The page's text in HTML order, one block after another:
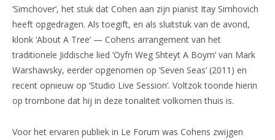
‘Simchover’, het stuk dat Cohen aan zijn pianist Itay Simhovich
heeft opgedragen. Als toegift, en als sluitstuk van de avond,
klonk ‘About A Tree’ — Cohens arrangement van het
traditionele Jiddische lied ‘Oyfn Weg Shteyt A Boym’ van Mark
Warshawsky, eerder opgenomen op ‘Seven Seas’ (2011) en
recent opnieuw op ‘Studio Live Session’. Voltzok toonde hierin
op trombone dat hij in deze tonaliteit volkomen thuis is.
Voor het ervaren publiek in Le Forum was Cohens zwijgen